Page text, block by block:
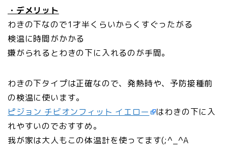
・デメリット
わきの下なので1才半くらいからくすぐったがる
検温に時間がかかる
嫌がられるとわきの下に入れるのが手間。
わきの下タイプは正確なので、発熱時や、予防接種前
の検温に使います。
ピジョン チビオンフィット イエロー
はわきの下に入
れやすいのでおすすめ。
我が家は大人もこの体温計を使ってます(;^_^A